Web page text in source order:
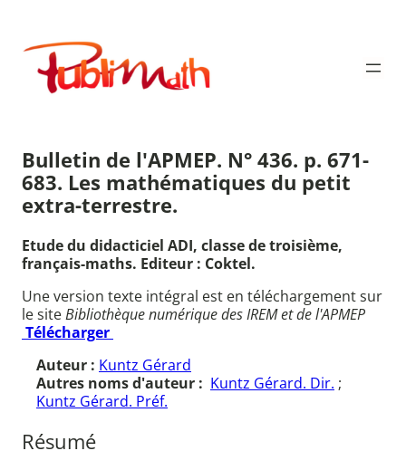
contenu
Publimath
Bulletin de l'APMEP. N° 436. p. 671-
683. Les mathématiques du petit
extra-terrestre.
Etude du didacticiel ADI, classe de troisième,
français-maths. Editeur : Coktel.
Une version texte intégral est en téléchargement sur
le siteBibliothèque numérique des IREM et de l'APMEP
Télécharger
Auteur : Kuntz Gérard
Autres noms d'auteur : Kuntz Gérard. Dir. ;
Kuntz Gérard. Préf.
Résumé